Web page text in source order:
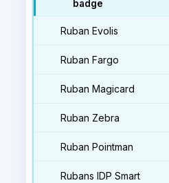
badge
Ruban Evolis
Ruban Fargo
Ruban Magicard
Ruban Zebra
Ruban Pointman
Rubans IDP Smart